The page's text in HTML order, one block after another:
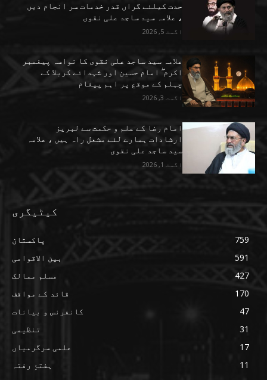
حدت کیلئے گراں قدر خدمات سر انجام دیں
، علامہ سید ساجد علی نقوی
اگست 5, 2026
علامہ سید ساجد علی نقوی کا نواسہ پیغمبر
اکرم ۖ امام حسین اور شہدائے کربلا کے
چہلم کے موقع پر اہم پیغام
اگست 3, 2026
امام رضا کے علم و حکمت سے لبریز
ارشادات ہمارے لئے مشعل راہ ہیں ، علامہ
سید ساجد علی نقوی
اگست 1, 2026
کیٹیگری
پاکستان
759
بین الاقوامی
591
مسلم ممالک
427
قائد کے مواقف
170
کانفرنس و بیانات
47
تنظیمی
31
علمی سرگرمیاں
17
ہفتۂِ رفتہ
11